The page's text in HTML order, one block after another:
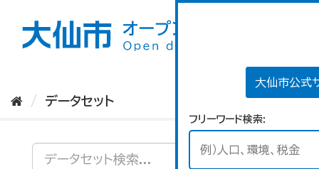
大仙市公式
フリーワード検索
データセット